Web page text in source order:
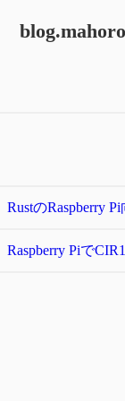
RustのRaspberry
Raspberry Piで